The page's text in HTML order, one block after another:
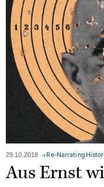
29.10.2018 Re-Narrating
Aus Ernst